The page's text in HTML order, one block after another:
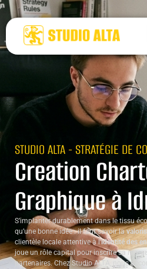
STUDIO ALTA - STRATÉGIE DE
Creation
Graphique à
S’implanter durablement dans le tissu
qu’une bonne idée : il faut savoir la
clientèle locale attentive à l’identité des
joue un rôle capital pour inscrire sa
partenaires. Chez Studio ALTA, nous